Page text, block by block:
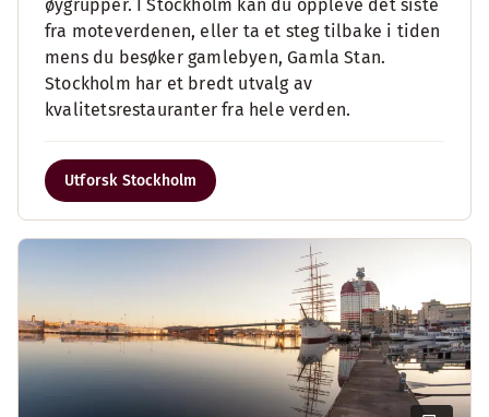
øygrupper. I Stockholm kan du oppleve det siste
fra moteverdenen, eller ta et steg tilbake i tiden
mens du besøker gamlebyen, Gamla Stan.
Stockholm har et bredt utvalg av
kvalitetsrestauranter fra hele verden.
Utforsk Stockholm